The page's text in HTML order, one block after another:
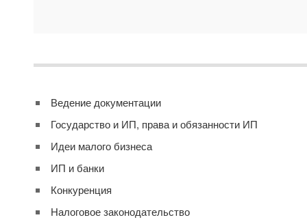
Ведение документации
Государство и ИП, права и обязанности ИП
Идеи малого бизнеса
ИП и банки
Конкуренция
Налоговое законодательство